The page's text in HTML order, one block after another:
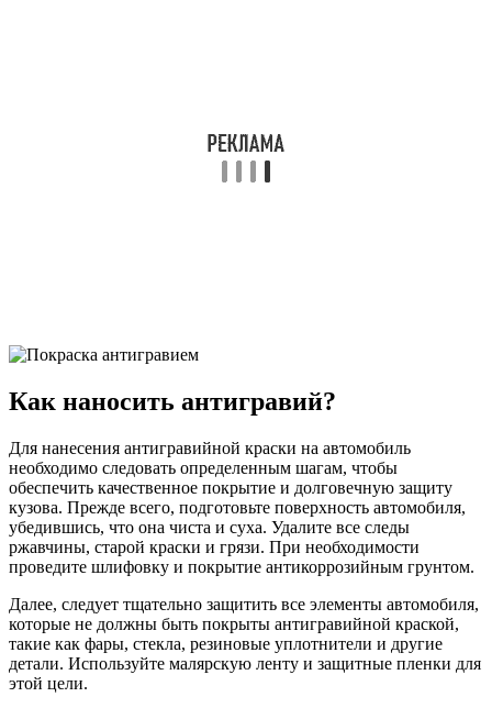
Как наносить антигравий?
Для нанесения антигравийной краски на автомобиль
необходимо следовать определенным шагам, чтобы
обеспечить качественное покрытие и долговечную защиту
кузова. Прежде всего, подготовьте поверхность автомобиля,
убедившись, что она чиста и суха. Удалите все следы
ржавчины, старой краски и грязи. При необходимости
проведите шлифовку и покрытие антикоррозийным грунтом.
Далее, следует тщательно защитить все элементы автомобиля,
которые не должны быть покрыты антигравийной краской,
такие как фары, стекла, резиновые уплотнители и другие
детали. Используйте малярскую ленту и защитные пленки для
этой цели.